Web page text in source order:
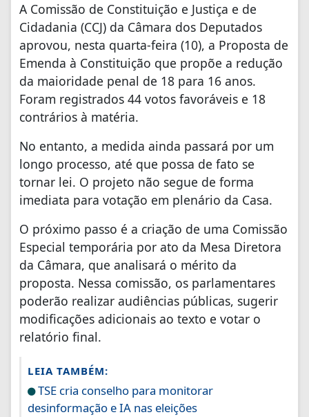
A Comissão de Constituição e Justiça e de
Cidadania (CCJ) da Câmara dos Deputados
aprovou, nesta quarta-feira (10), a Proposta de
Emenda à Constituição que propõe a redução
da maioridade penal de 18 para 16 anos.
Foram registrados 44 votos favoráveis e 18
contrários à matéria.
No entanto, a medida ainda passará por um
longo processo, até que possa de fato se
tornar lei. O projeto não segue de forma
imediata para votação em plenário da Casa.
O próximo passo é a criação de uma Comissão
Especial temporária por ato da Mesa Diretora
da Câmara, que analisará o mérito da
proposta. Nessa comissão, os parlamentares
poderão realizar audiências públicas, sugerir
modificações adicionais ao texto e votar o
relatório final.
LEIA TAMBÉM:
TSE cria conselho para monitorar
desinformação e IA nas eleições